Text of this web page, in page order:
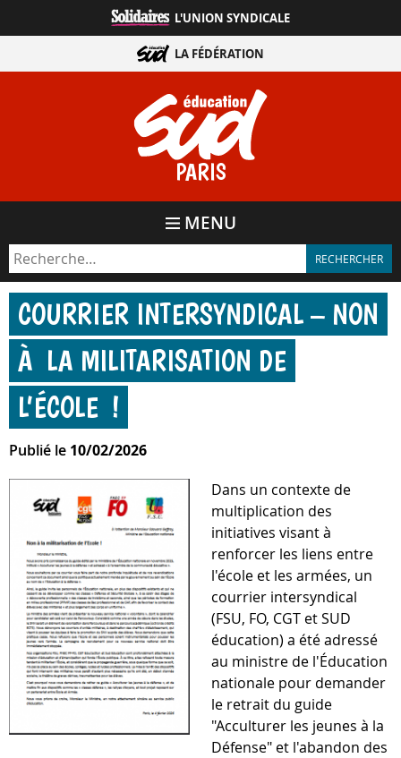
directement
contenu
PARIS
L'UNION SYNDICALE
LA FÉDÉRATION
MENU
COURRIER INTERSYNDICAL – NON
À LA MILITARISATION DE
L’ÉCOLE !
Publié le 10/02/2026
Dans un contexte de
multiplication des
initiatives visant à
renforcer les liens entre
l'école et les armées, un
courrier intersyndical
(FSU, FO, CGT et SUD
éducation) a été adressé
au ministre de l'Éducation
nationale pour demander
le retrait du guide
"Acculturer les jeunes à la
Défense" et l'abandon des